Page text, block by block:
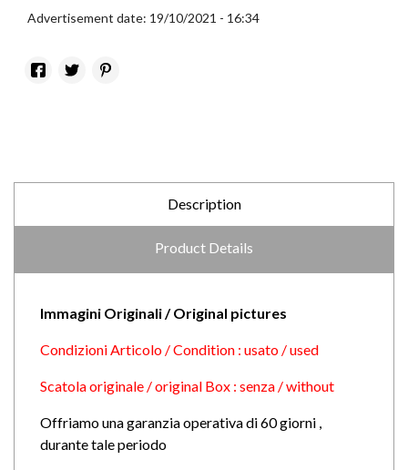
Advertisement date: 19/10/2021 - 16:34
Description
Product Details
Immagini Originali / Original pictures
Condizioni Articolo / Condition : usato / used
Scatola originale / original Box : senza / without
Offriamo una garanzia operativa di 60 giorni ,
durante tale periodo